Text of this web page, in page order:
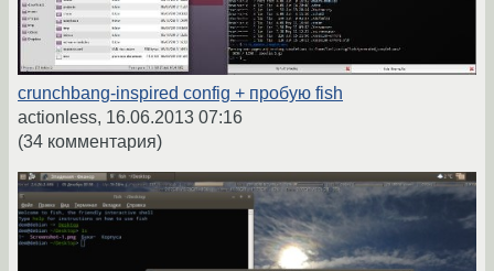
crunchbang-inspired config + пробую fish
actionless, 16.06.2013 07:16
(34 комментария)